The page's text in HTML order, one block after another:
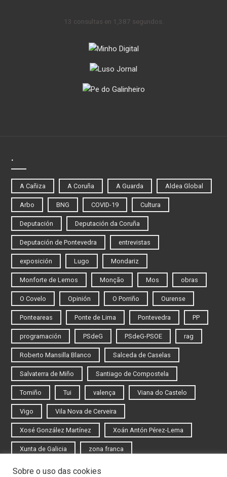
13 consultas en 1,387 segundos.
.
A Cañiza A Coruña A Guarda Aldea Global
Arbo BNG COVID-19 Cultura
Deputación Deputación da Coruña
Deputación de Pontevedra entrevistas
exposición Lugo Mondariz
Monforte de Lemos Monção Mos obras
O Covelo Opinión O Porriño Ourense
Ponteareas Ponte de Lima Pontevedra PP
programación PSdeG PSdeG-PSOE rag
Roberto Mansilla Blanco Salceda de Caselas
Salvaterra de Miño Santiago de Compostela
Tomiño Tui valença Viana do Castelo
Vigo Vila Nova de Cerveira
Xosé González Martínez Xoán Antón Pérez-Lema
Xunta de Galicia zona franca
Sobre o uso das cookies